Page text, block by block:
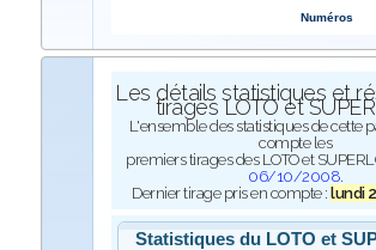
Numéros
Les détails statistiques et
tirages LOTO et
L'ensemble des statistiques de cette
compte les
premiers tirages des LOTO et
06/10/2008.
Dernier tirage pris en compte :lundi
Statistiques du LOTO et